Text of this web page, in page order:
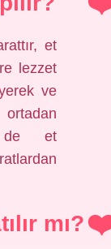
et
lezzet
ve
de et
mı?